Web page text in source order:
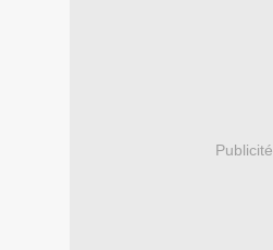
Publicité